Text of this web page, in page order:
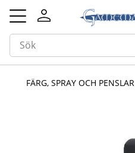
Meny
FÄRG, SPRAY OCH PENSLAR